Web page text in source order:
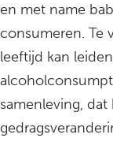
en met name
consumeren. Te
leeftijd kan
samenleving,